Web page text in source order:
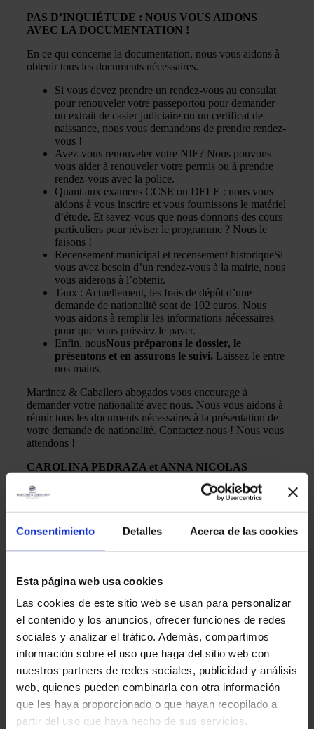
Consentimiento Detalles Acerca de las cookies
Esta página web usa cookies
Las cookies de este sitio web se usan para personalizar
el contenido y los anuncios, ofrecer funciones de redes
sociales y analizar el tráfico. Además, compartimos
información sobre el uso que haga del sitio web con
nuestros partners de redes sociales, publicidad y análisis
web, quienes pueden combinarla con otra información
que les haya proporcionado o que hayan recopilado a
partir del uso que haya hecho de sus servicios.
PAS D’INQUIÉTUDE : NOUS VOUS AIDONS
AVEC LA DOCUMENTATION !
En ce qui concerne la documentation, nous vous aidons à
obtenir tous les documents nécessaires.
Si vous devez prendre un rendez-vous au consulat
pour renouveler votre passeportou pour demander
un extrait de casier judiciaire ou un certificat de
naissance, nous vous demandons de prendre rendez-
vous !
Avez-vous renouveler votre NIE? Nous pouvons
vous aider à renouveler votre permis ou à prendre
rendez-vous avec la police.
Quant aux examens CCSE ou DELE : nous vous
aidons à vous inscrire et vous fournissons le matériel
d’étude. Et savez-vous que nous donnons des cours
particuliers pour réviser le programme ? Nous le
faisons !
Recensement municipal et recensement historiqueSi
vous avez besoin d’un rendez-vous à la mairie, nous
vous aiderons à l’obtenir.
Taux : Actuellement, les frais de dépôt d’une
demande de nationalité sont de 102 euros. Nous
vous aidons à remplir les informations nécessaires
pour que vous puissiez le payer.
Enfin, nousNous préparons le dossier, le
présentons et en assurons le suivi. Laissez-le entre
nos mains.
Martinez & Caballero abogados vous encourage à
demander votre nationalité avec nous. Nous vous aidons à
réunir tous les documents nécessaires à la présentation de
votre demande de nationalité. Contactez nous ! Nous vous
attendons !
CAROLINA PEDRAZA et ANNA NICOLAS
Avocats de Martinez & Caballero Abogados
Régularisation extraordinaire 2026 en Espagne :
exigences, dates, qui peut la demander et
comment s’y préparer
Lire la suite "
martinez-admin27 janvier 2026
Déclaration d'impôt sur le revenu